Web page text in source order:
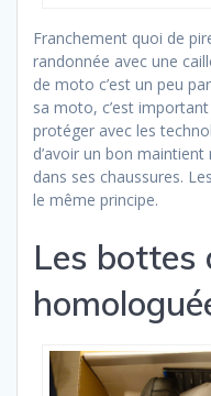
Franchement quoi de
randonnée avec une
de moto c’est un peu
sa moto, c’est important
protéger avec les
d’avoir un bon
dans ses chaussures.
le même principe.
Les bottes